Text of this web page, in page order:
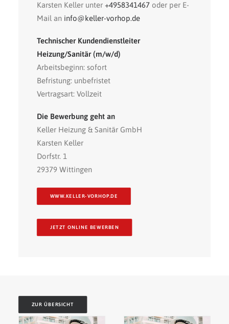
Karsten Keller unter +4958341467 oder per E-
Mail an info@keller-vorhop.de
Technischer Kundendienstleiter
Heizung/Sanitär (m/w/d)
Arbeitsbeginn: sofort
Befristung: unbefristet
Vertragsart: Vollzeit
Die Bewerbung geht an
Keller Heizung & Sanitär GmbH
Karsten Keller
Dorfstr. 1
29379 Wittingen
WWW.KELLER-VORHOP.DE
JETZT ONLINE BEWERBEN
ZUR ÜBERSICHT